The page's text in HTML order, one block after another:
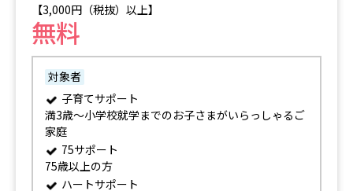
【3,000円（税抜）以上】
無料
対象者
子育てサポート
満3歳～小学校就学までのお子さまがいらっしゃるご
家庭
75サポート
75歳以上の方
ハートサポート